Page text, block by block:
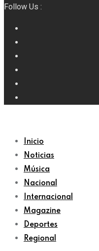
Follow Us :
Inicio
Noticias
Música
Nacional
Internacional
Magazine
Deportes
Regional